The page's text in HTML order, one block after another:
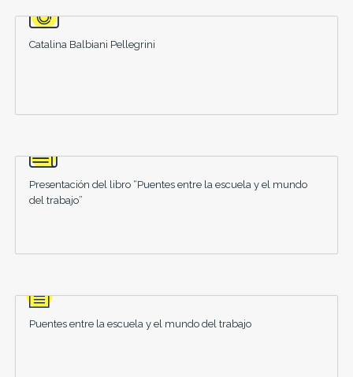
Catalina Balbiani Pellegrini
Presentación del libro “Puentes entre la escuela y el mundo
del trabajo”
Puentes entre la escuela y el mundo del trabajo